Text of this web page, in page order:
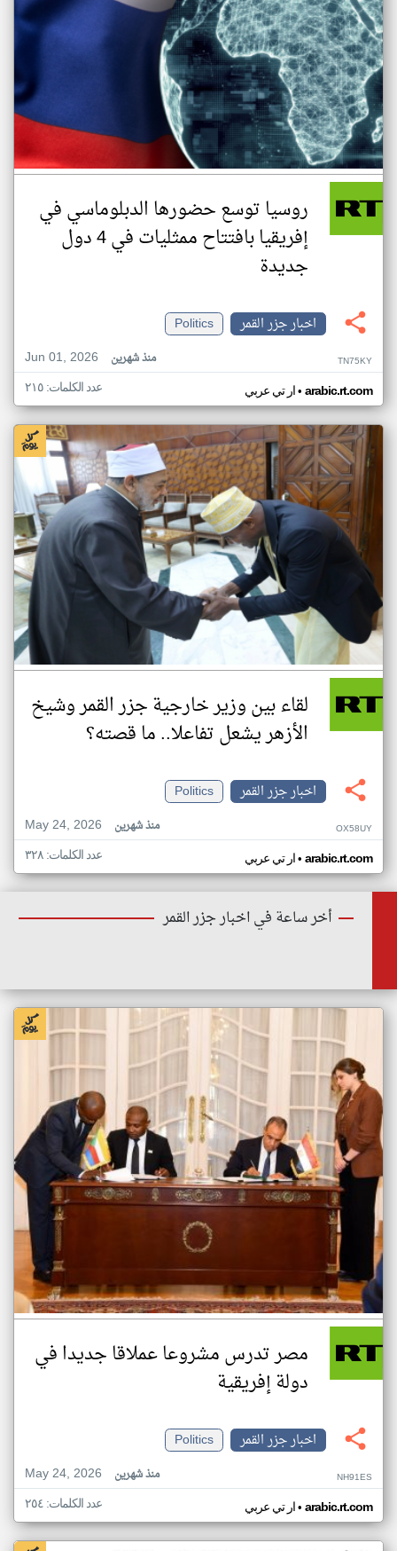
روسيا توسع حضورها الدبلوماسي في
إفريقيا بافتتاح ممثليات في 4 دول
جديدة
اخبار جزر القمر
Politics
Jun 01, 2026
منذ شهرين TN75KY
ار تي عربي• arabic.rt.com عدد الكلمات: ٢١٥
لقاء بين وزير خارجية جزر القمر وشيخ
الأزهر يشعل تفاعلا.. ما قصته؟
اخبار جزر القمر
Politics
May 24, 2026
منذ شهرين OX58UY
ار تي عربي• arabic.rt.com عدد الكلمات: ٣٢٨
أخر ساعة في اخبار جزر القمر
مصر تدرس مشروعا عملاقا جديدا في
دولة إفريقية
اخبار جزر القمر
Politics
May 24, 2026
منذ شهرين NH91ES
ار تي عربي• arabic.rt.com عدد الكلمات: ٢٥٤